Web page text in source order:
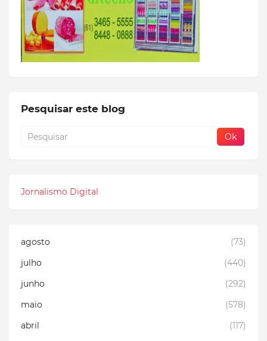
Pesquisar este blog
Jornalismo Digital
agosto
(73)
julho
(440)
junho
(292)
maio
(578)
abril
(117)